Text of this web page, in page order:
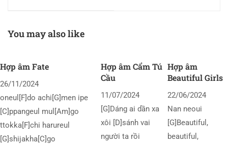
You may also like
Hợp âm Fate
26/11/2024
oneul[F]do achi[G]men ipe
[C]ppangeul mul[Am]go
ttokka[F]chi harureul
[G]shijakha[C]go
Hợp âm Cẩm Tú
Cầu
11/07/2024
[G]Dáng ai dần xa
xôi [D]sánh vai
người ta rồi
Hợp âm
Beautiful Girls
22/06/2024
Nan neoui
[G]Beautiful,
beautiful,